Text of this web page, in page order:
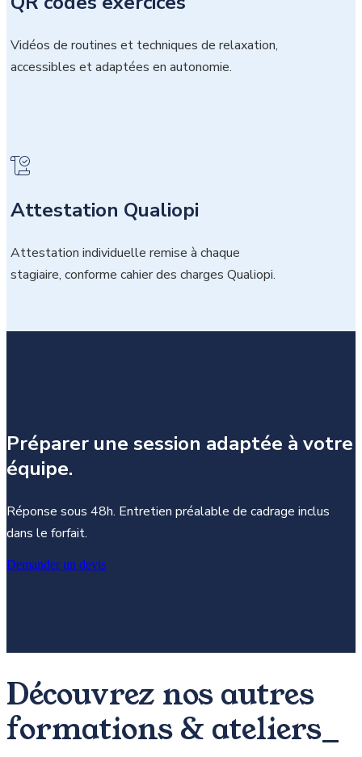
Vidéos de routines et techniques de relaxation,
accessibles et adaptées en autonomie.
Attestation Qualiopi
Attestation individuelle remise à chaque
stagiaire, conforme cahier des charges Qualiopi.
Préparer une session adaptée à votre
équipe.
Réponse sous 48h. Entretien préalable de cadrage inclus
dans le forfait.
Demander un devis
Découvrez nos autres
formations & ateliers_